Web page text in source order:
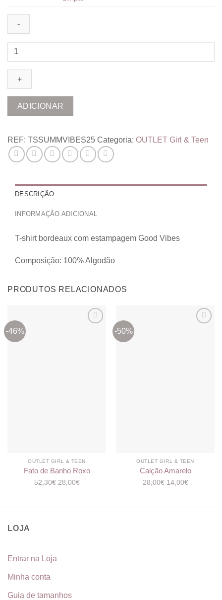
Quantidade
T-
shirt
VibesADICIONAR
REF: TSSUMMVIBES25 Categoria: OUTLET Girl & Teen
DESCRIÇÃO
INFORMAÇÃO ADICIONAL
T-shirt bordeaux com estampagem Good Vibes
Composição: 100% Algodão
PRODUTOS RELACIONADOS
-46%
OUTLET GIRL & TEEN
Fato de Banho Roxo
52,30€ O
28,00€O
-50%
OUTLET GIRL & TEEN
Calção Amarelo
28,00€ O
14,00€O
LOJA
Entrar na Loja
Minha conta
Guia de tamanhos